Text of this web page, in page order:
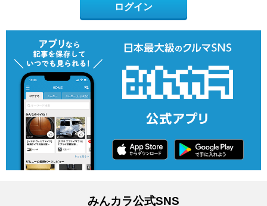
ログイン
みんカラ公式SNS